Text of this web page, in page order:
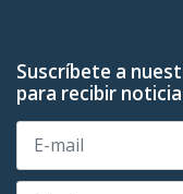
Suscríbete a
para recibir